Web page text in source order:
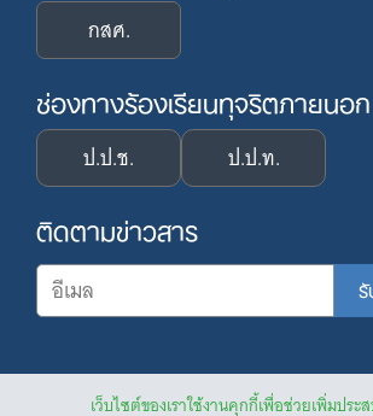
เว็บไซต์ของเราใช้งานคุกกี้เพื่อช่วยเพิ่มป
กสศ.
ช่องทางร้องเรียนทุจริตภายนอก
ป.ป.ช. ป.ป.ท.
ติดตามข่าวสาร